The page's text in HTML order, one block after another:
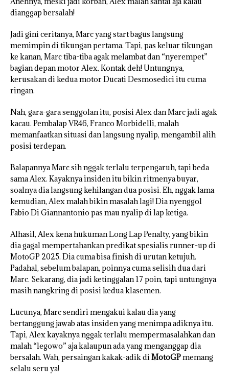
dianggap bersalah!
Jadi gini ceritanya, Marc yang start bagus langsung
memimpin di tikungan pertama. Tapi, pas keluar tikungan
ke kanan, Marc tiba-tiba agak melambat dan “nyerempet”
bagian depan motor Alex. Kontak deh! Untungnya,
kerusakan di kedua motor Ducati Desmosedici itu cuma
ringan.
Nah, gara-gara senggolan itu, posisi Alex dan Marc jadi agak
kacau. Pembalap VR46, Franco Morbidelli, malah
memanfaatkan situasi dan langsung nyalip, mengambil alih
posisi terdepan.
Balapannya Marc sih nggak terlalu terpengaruh, tapi beda
sama Alex. Kayaknya insiden itu bikin ritmenya buyar,
soalnya dia langsung kehilangan dua posisi. Eh, nggak lama
kemudian, Alex malah bikin masalah lagi! Dia nyenggol
Fabio Di Giannantonio pas mau nyalip di lap ketiga.
Alhasil, Alex kena hukuman Long Lap Penalty, yang bikin
dia gagal mempertahankan predikat spesialis runner-up di
MotoGP 2025. Dia cuma bisa finish di urutan ketujuh.
Padahal, sebelum balapan, poinnya cuma selisih dua dari
Marc. Sekarang, dia jadi ketinggalan 17 poin, tapi untungnya
masih nangkring di posisi kedua klasemen.
Lucunya, Marc sendiri mengakui kalau dia yang
bertanggung jawab atas insiden yang menimpa adiknya itu.
Tapi, Alex kayaknya nggak terlalu mempermasalahkan dan
malah “legowo” aja kalaupun ada yang menganggap dia
bersalah. Wah, persaingan kakak-adik di MotoGPmemang
selalu seru ya!